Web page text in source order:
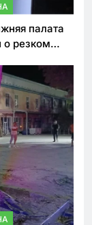
палата
о резком